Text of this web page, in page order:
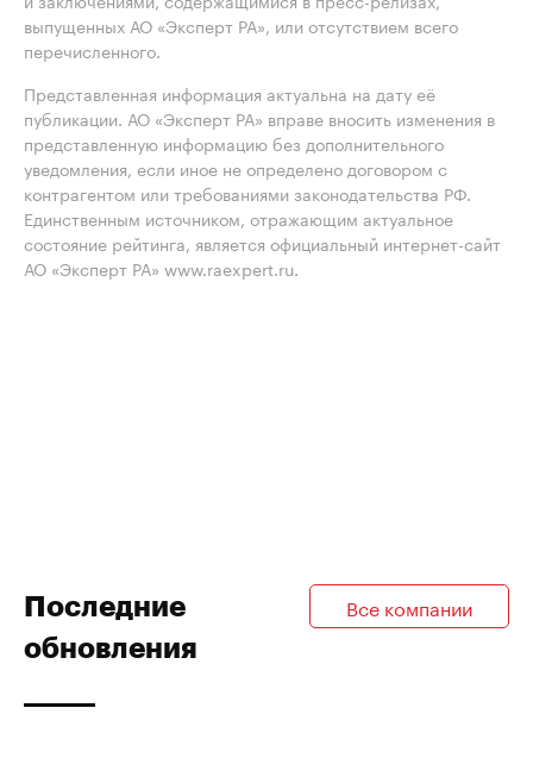
выпущенных АО «Эксперт РА», или отсутствием всего
перечисленного.
Представленная информация актуальна на дату её
публикации. АО «Эксперт РА» вправе вносить изменения в
представленную информацию без дополнительного
уведомления, если иное не определено договором с
контрагентом или требованиями законодательства РФ.
Единственным источником, отражающим актуальное
состояние рейтинга, является официальный интернет-сайт
АО «Эксперт РА» www.raexpert.ru.
Последние
обновления
Все компании